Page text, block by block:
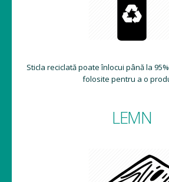
Sticla reciclată poate înlocui până la
folosite pentru a o
LEMN